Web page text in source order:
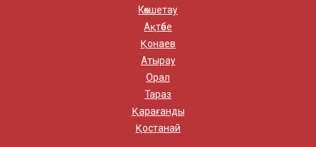
Көкшетау
Ақтөбе
Қонаев
Атырау
Орал
Тараз
Қарағанды
Қостанай